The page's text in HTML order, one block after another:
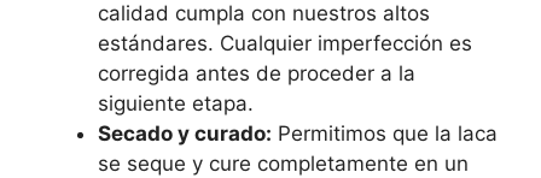
calidad cumpla con nuestros altos
estándares. Cualquier imperfección es
corregida antes de proceder a la
siguiente etapa.
Secado y curado: Permitimos que la laca
se seque y cure completamente en un